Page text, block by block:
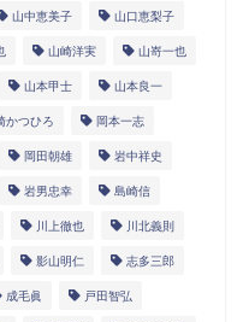
山中恵美子 山口恵梨子
山崎洋実 山嵜一也
山本甲士 山本良一
かつひろ 岡本一志
岡田朝雄 岩中祥史
岩男忠幸 島崎信
川上徹也 川北義則
影山明仁 志多三郎
成毛眞 戸田智弘